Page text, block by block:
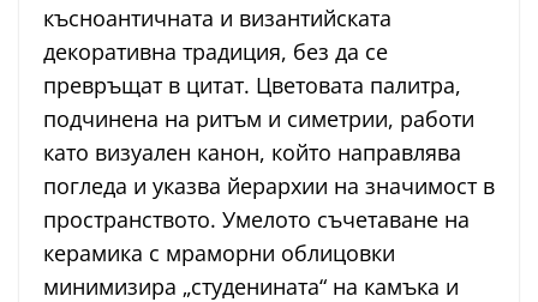
късноантичната и византийската
декоративна традиция, без да се
превръщат в цитат. Цветовата палитра,
подчинена на ритъм и симетрии, работи
като визуален канон, който направлява
погледа и указва йерархии на значимост в
пространството. Умелото съчетаване на
керамика с мраморни облицовки
минимизира „студенината“ на камъка и